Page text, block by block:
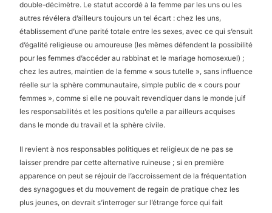
double-décimètre. Le statut accordé à la femme par les uns ou les
autres révélera d’ailleurs toujours un tel écart : chez les uns,
établissement d’une parité totale entre les sexes, avec ce qui s’ensuit
d’égalité religieuse ou amoureuse (les mêmes défendent la possibilité
pour les femmes d’accéder au rabbinat et le mariage homosexuel) ;
chez les autres, maintien de la femme « sous tutelle », sans influence
réelle sur la sphère communautaire, simple public de « cours pour
femmes », comme si elle ne pouvait revendiquer dans le monde juif
les responsabilités et les positions qu’elle a par ailleurs acquises
dans le monde du travail et la sphère civile.
Il revient à nos responsables politiques et religieux de ne pas se
laisser prendre par cette alternative ruineuse ; si en première
apparence on peut se réjouir de l’accroissement de la fréquentation
des synagogues et du mouvement de regain de pratique chez les
plus jeunes, on devrait s’interroger sur l’étrange force qui fait